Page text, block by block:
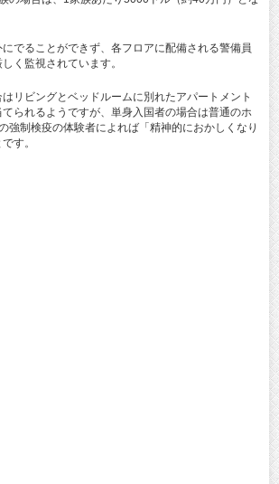
でることができず、各フロアに配備される警備員
く監視されています。
リビングとベッドルームに別れたアパートメント
られるようですが、単身入国者の場合は普通のホ
強制検疫の体験者によれば「精神的におかしくなり
す。